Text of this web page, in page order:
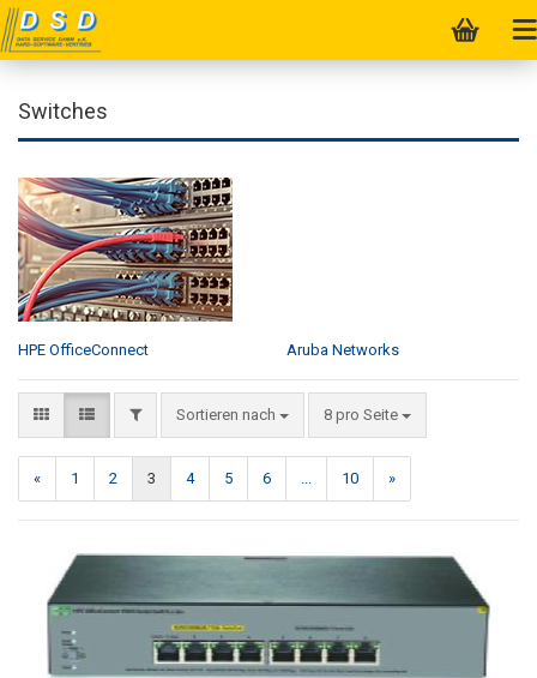
Switches
HPE OfficeConnect Aruba Networks
Sortieren nach 8 pro Seite
« 1 2 3 4 5 6 ... 10 »